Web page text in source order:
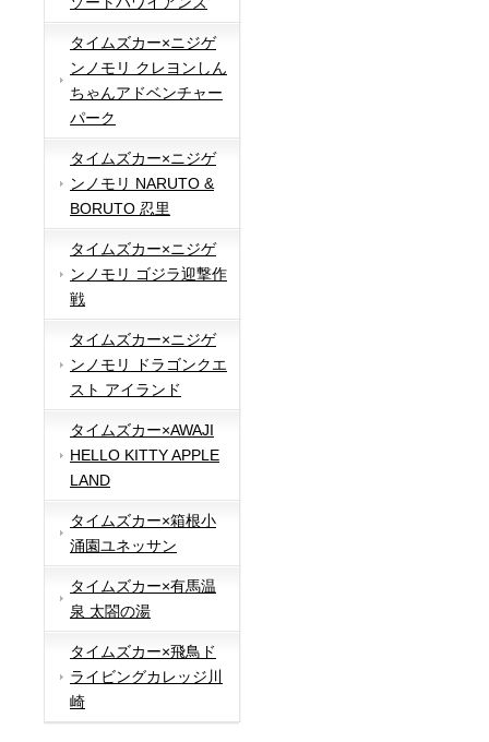
タイムズカー×ニジゲ
ンノモリ クレヨンしん
ちゃんアドベンチャー
パーク
タイムズカー×ニジゲ
ンノモリ NARUTO &
BORUTO 忍里
タイムズカー×ニジゲ
ンノモリ ゴジラ迎撃作
戦
タイムズカー×ニジゲ
ンノモリ ドラゴンクエ
スト アイランド
タイムズカー×AWAJI
HELLO KITTY APPLE
LAND
タイムズカー×箱根小
涌園ユネッサン
タイムズカー×有馬温
泉 太閤の湯
タイムズカー×飛鳥ド
ライビングカレッジ川
崎